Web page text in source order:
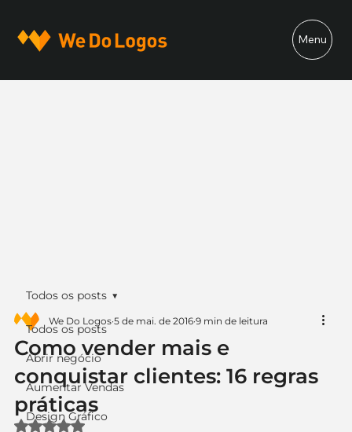
Menu
Todos os posts
Abrir negócio
Aumentar Vendas
Design Gráfico
Todos os posts
Como vender mais e
conquistar clientes: 16 regras
práticas
We Do Logos 5 de mai. de 2016 9 min de leitura
Avaliado com NaN de 5 estrelas.